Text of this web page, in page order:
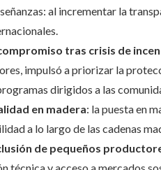
al incrementar la
tras crisis de
impulsó a priorizar la
dirigidos a las
en madera: la puesta en
a lo largo de las cadenas
de pequeños
técnica y acceso a mercados